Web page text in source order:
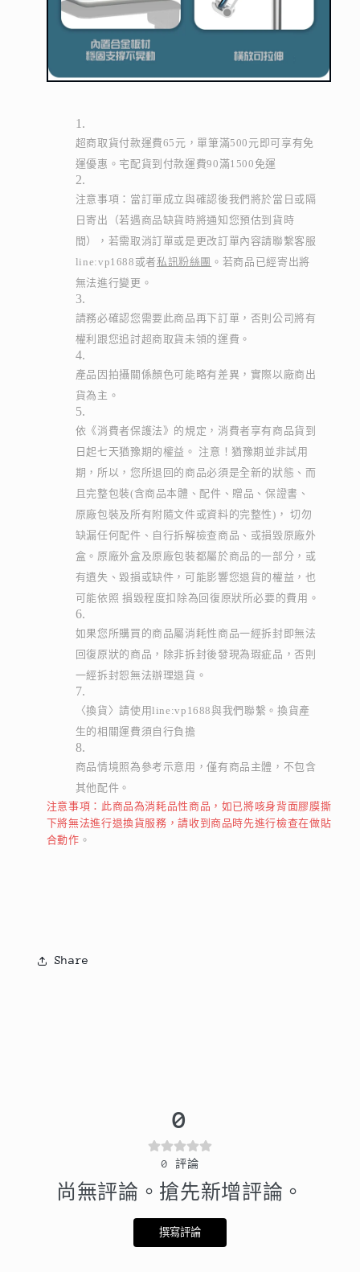
超商取貨付款運費65元，單筆滿500元即可享有免
運優惠。宅配貨到付款運費90滿1500免運
注意事項：當訂單成立與確認後我們將於當日或隔
日寄出（若遇商品缺貨時將通知您預估到貨時
間），若需取消訂單或是更改訂單內容請聯繫客服
line:vp1688或者私訊粉絲團 。若商品已經寄出將
無法進行變更。
請務必確認您需要此商品再下訂單，否則公司將有
權利跟您追討超商取貨未領的運費。
產品因拍攝關係顏色可能略有差異，實際以廠商出
貨為主。
依《消費者保護法》的規定，消費者享有商品貨到
日起七天猶豫期的權益。 注意！猶豫期並非試用
期，所以，您所退回的商品必須是全新的狀態、而
且完整包裝(含商品本體、配件、贈品、保證書、
原廠包裝及所有附隨文件或資料的完整性)， 切勿
缺漏任何配件、自行拆解檢查商品、或損毀原廠外
盒。原廠外盒及原廠包裝都屬於商品的一部分，或
有遺失、毀損或缺件，可能影響您退貨的權益，也
可能依照 損毀程度扣除為回復原狀所必要的費用。
如果您所購買的商品屬消耗性商品一經拆封即無法
回復原狀的商品，除非拆封後發現為瑕疵品，否則
一經拆封恕無法辦理退貨。
〈換貨〉請使用line:vp1688與我們聯繫。換貨產
生的相關運費須自行負擔
商品情境照為參考示意用，僅有商品主體，不包含
其他配件。
注意事項：此商品為消耗品性商品，如已將咳身背面膠膜撕
下將無法進行退換貨服務，請收到商品時先進行檢查在做貼
合動作 。
Share
0
0 評論
尚無評論。搶先新增評論。
撰寫評論